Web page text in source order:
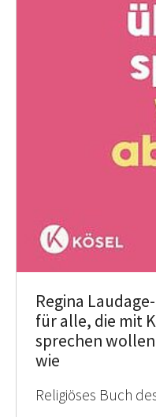
Regina
für alle, die mit
sprechen
wie
Religiöses Buch